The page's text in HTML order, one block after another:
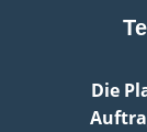
Die